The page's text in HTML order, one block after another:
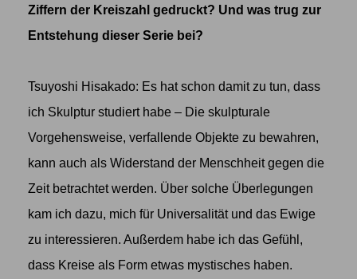
Ziffern der Kreiszahl gedruckt? Und was trug zur
Entstehung dieser Serie bei?
Tsuyoshi Hisakado: Es hat schon damit zu tun, dass
ich Skulptur studiert habe – Die skulpturale
Vorgehensweise, verfallende Objekte zu bewahren,
kann auch als Widerstand der Menschheit gegen die
Zeit betrachtet werden. Über solche Überlegungen
kam ich dazu, mich für Universalität und das Ewige
zu interessieren. Außerdem habe ich das Gefühl,
dass Kreise als Form etwas mystisches haben.